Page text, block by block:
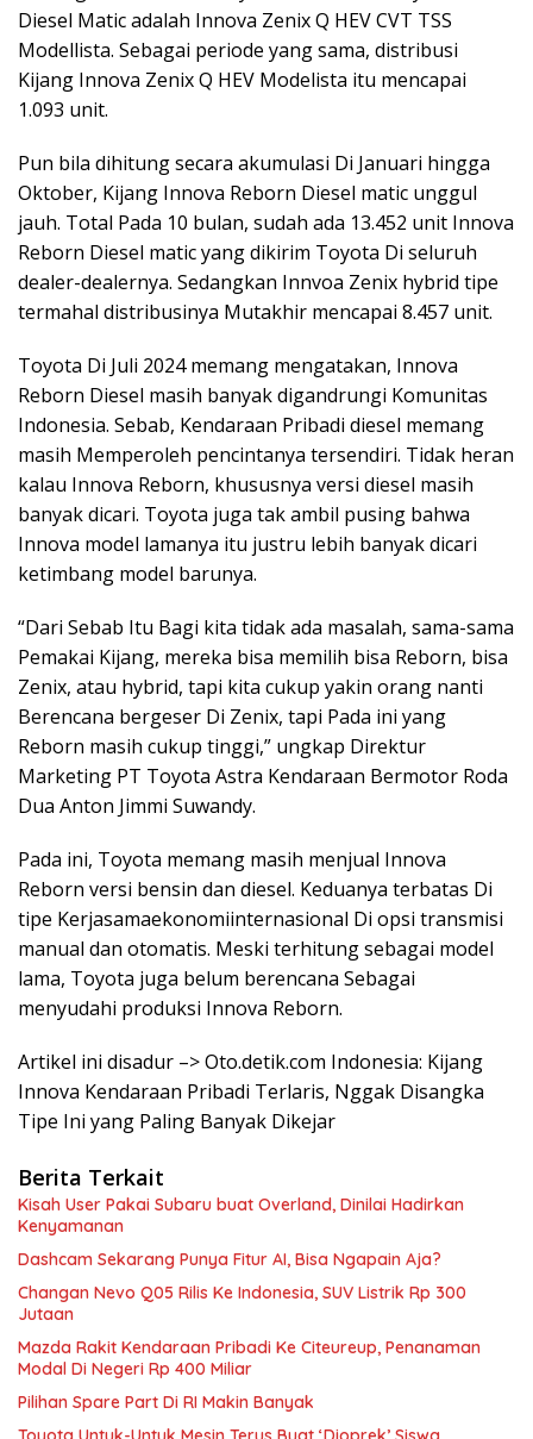
Diesel Matic adalah Innova Zenix Q HEV CVT TSS
Modellista. Sebagai periode yang sama, distribusi
Kijang Innova Zenix Q HEV Modelista itu mencapai
1.093 unit.
Pun bila dihitung secara akumulasi Di Januari hingga
Oktober, Kijang Innova Reborn Diesel matic unggul
jauh. Total Pada 10 bulan, sudah ada 13.452 unit Innova
Reborn Diesel matic yang dikirim Toyota Di seluruh
dealer-dealernya. Sedangkan Innvoa Zenix hybrid tipe
termahal distribusinya Mutakhir mencapai 8.457 unit.
Toyota Di Juli 2024 memang mengatakan, Innova
Reborn Diesel masih banyak digandrungi Komunitas
Indonesia. Sebab, Kendaraan Pribadi diesel memang
masih Memperoleh pencintanya tersendiri. Tidak heran
kalau Innova Reborn, khususnya versi diesel masih
banyak dicari. Toyota juga tak ambil pusing bahwa
Innova model lamanya itu justru lebih banyak dicari
ketimbang model barunya.
“Dari Sebab Itu Bagi kita tidak ada masalah, sama-sama
Pemakai Kijang, mereka bisa memilih bisa Reborn, bisa
Zenix, atau hybrid, tapi kita cukup yakin orang nanti
Berencana bergeser Di Zenix, tapi Pada ini yang
Reborn masih cukup tinggi,” ungkap Direktur
Marketing PT Toyota Astra Kendaraan Bermotor Roda
Dua Anton Jimmi Suwandy.
Pada ini, Toyota memang masih menjual Innova
Reborn versi bensin dan diesel. Keduanya terbatas Di
tipe Kerjasamaekonomiinternasional Di opsi transmisi
manual dan otomatis. Meski terhitung sebagai model
lama, Toyota juga belum berencana Sebagai
menyudahi produksi Innova Reborn.
Artikel ini disadur –> Oto.detik.com Indonesia: Kijang
Innova Kendaraan Pribadi Terlaris, Nggak Disangka
Tipe Ini yang Paling Banyak Dikejar
Berita Terkait
Kisah User Pakai Subaru buat Overland, Dinilai Hadirkan
Kenyamanan
Dashcam Sekarang Punya Fitur AI, Bisa Ngapain Aja?
Changan Nevo Q05 Rilis Ke Indonesia, SUV Listrik Rp 300
Jutaan
Mazda Rakit Kendaraan Pribadi Ke Citeureup, Penanaman
Modal Di Negeri Rp 400 Miliar
Pilihan Spare Part Di RI Makin Banyak